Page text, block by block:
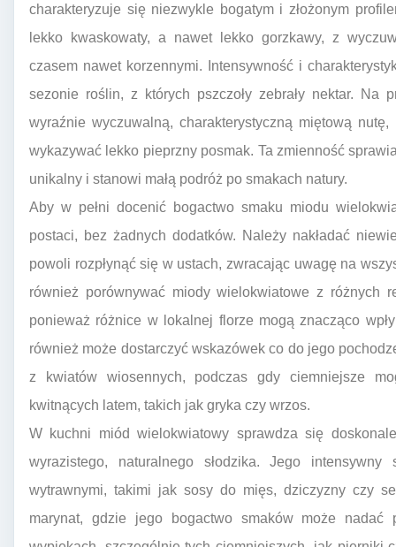
charakteryzuje się niezwykle bogatym i złożonym
lekko kwaskowaty, a nawet lekko gorzkawy, z
czasem nawet korzennymi. Intensywność i
sezonie roślin, z których pszczoły zebrały nektar. Na
wyraźnie wyczuwalną, charakterystyczną miętową
wykazywać lekko pieprzny posmak. Ta zmienność
unikalny i stanowi małą podróż po smakach natury.
Aby w pełni docenić bogactwo smaku miodu
postaci, bez żadnych dodatków. Należy nakładać
powoli rozpłynąć się w ustach, zwracając uwagę na
również porównywać miody wielokwiatowe z różnych
ponieważ różnice w lokalnej florze mogą znacząco
również może dostarczyć wskazówek co do jego
z kwiatów wiosennych, podczas gdy ciemniejsze
kwitnących latem, takich jak gryka czy wrzos.
W kuchni miód wielokwiatowy sprawdza się
wyrazistego, naturalnego słodzika. Jego
wytrawnymi, takimi jak sosy do mięs, dziczyzny czy
marynat, gdzie jego bogactwo smaków może nadać